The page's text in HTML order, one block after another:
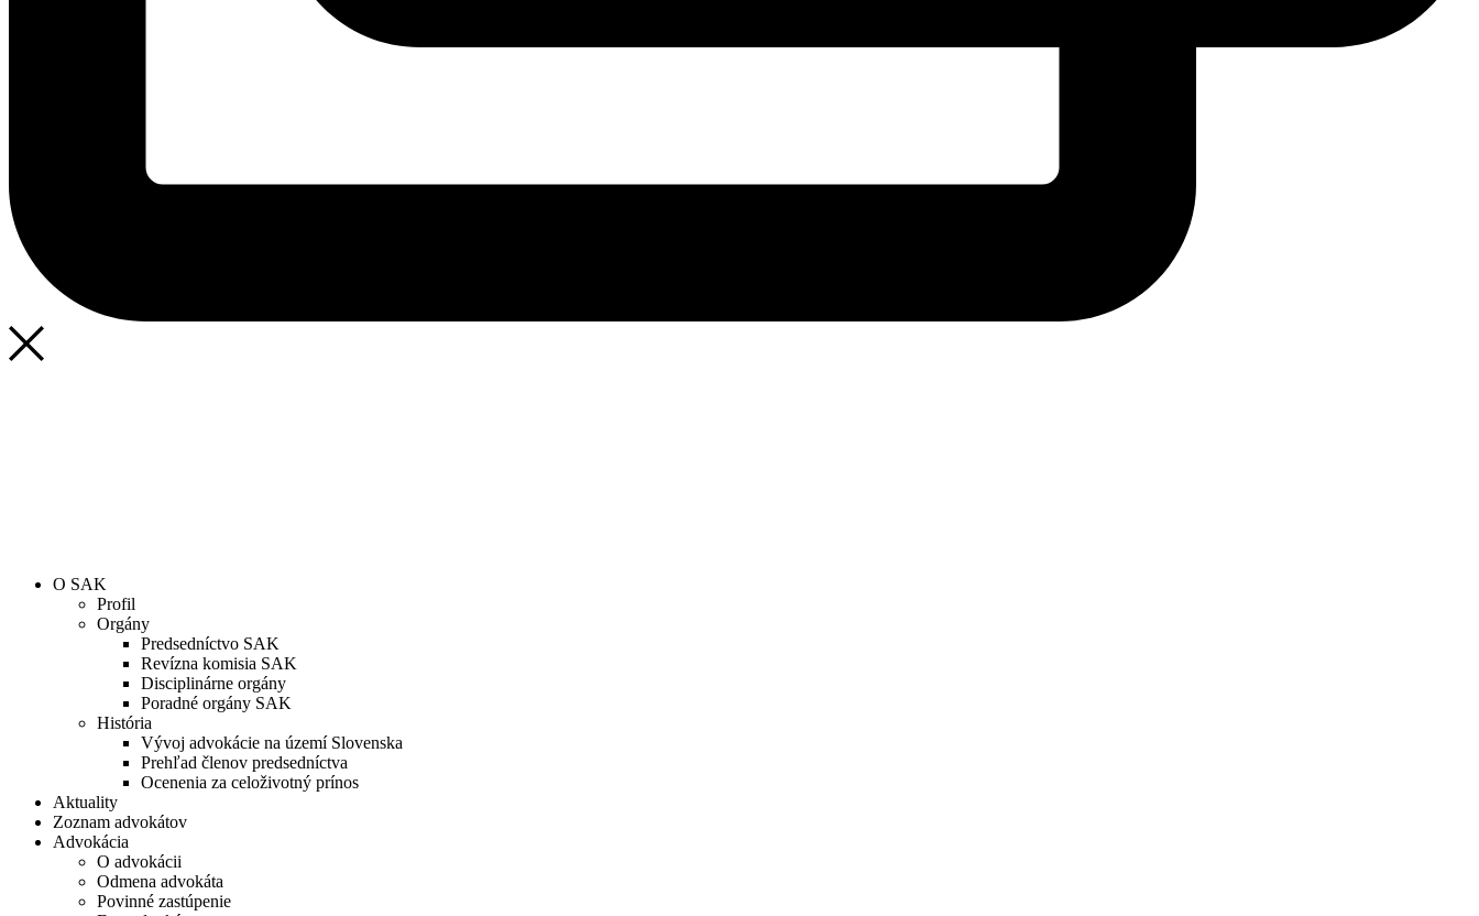
O SAK
Profil
Orgány
Predsedníctvo SAK
Revízna komisia SAK
Disciplinárne orgány
Poradné orgány SAK
História
Vývoj advokácie na území Slovenska
Prehľad členov predsedníctva
Ocenenia za celoživotný prínos
Aktuality
Zoznam advokátov
Advokácia
O advokácii
Odmena advokáta
Povinné zastúpenie